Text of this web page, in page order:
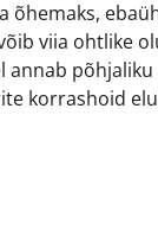
viia ohtlike
korrashoid